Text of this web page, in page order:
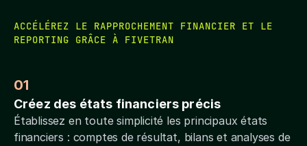
ACCÉLÉREZ LE RAPPROCHEMENT FINANCIER ET LE
REPORTING GRÂCE À FIVETRAN
01
Créez des états financiers précis
Établissez en toute simplicité les principaux états
financiers : comptes de résultat, bilans et analyses de